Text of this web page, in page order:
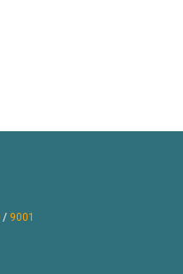
/ 9001